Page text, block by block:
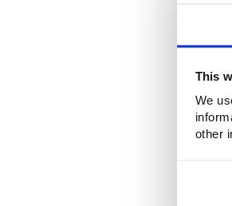
This
We
other